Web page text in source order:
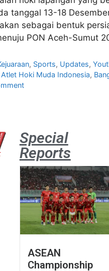
tanggal 13-18
sebagai bentuk
PON Aceh-Sumut
, Sports, Updates,
Atlet Hoki Muda Indonesia,
Special
Reports
ASEAN
Championship